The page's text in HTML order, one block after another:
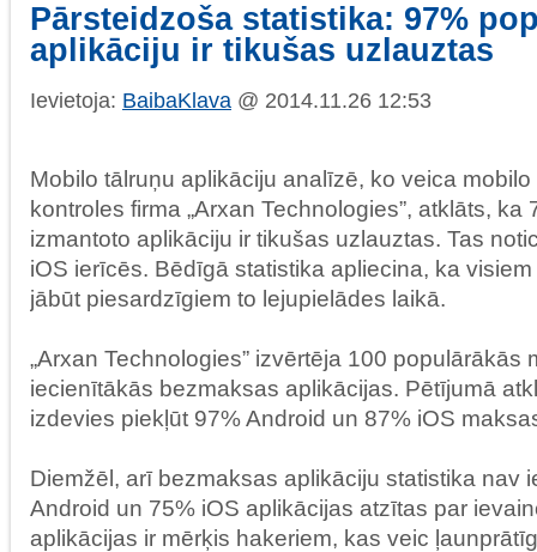
Pārsteidzoša statistika: 97%
aplikāciju ir tikušas uzlauztas
Ievietoja: BaibaKlava @ 2014.11.26 12:53
Mobilo tālruņu aplikāciju analīzē, ko veica
kontroles firma „Arxan Technologies”, atklāts, ka
izmantoto aplikāciju ir tikušas uzlauztas. Tas
iOS ierīcēs. Bēdīgā statistika apliecina, ka
jābūt piesardzīgiem to lejupielādes laikā.
„Arxan Technologies” izvērtēja 100 populārākās
iecienītākās bezmaksas aplikācijas. Pētījumā
izdevies piekļūt 97% Android un 87% iOS
Diemžēl, arī bezmaksas aplikāciju statistika nav
Android un 75% iOS aplikācijas atzītas par
aplikācijas ir mērķis hakeriem, kas veic